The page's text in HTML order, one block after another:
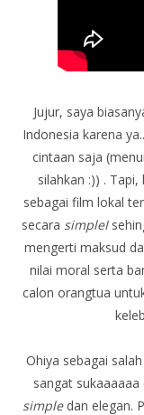
Jujur, saya
Indonesia karena
cintaan saja
silahkan :)) .
sebagai film lokal
secara simpleI
mengerti maksud
nilai moral serta
calon orangtua
Ohiya sebagai
sangat
simpledan elegan.